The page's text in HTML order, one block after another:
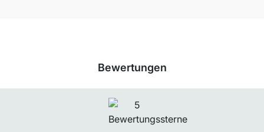
Bewertungen